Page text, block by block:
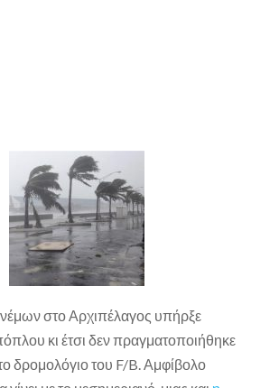
στο Αρχιπέλαγος υπήρξε
κι έτσι δεν πραγματοποιήθηκε
δρομολόγιο του F/B. Αμφίβολο